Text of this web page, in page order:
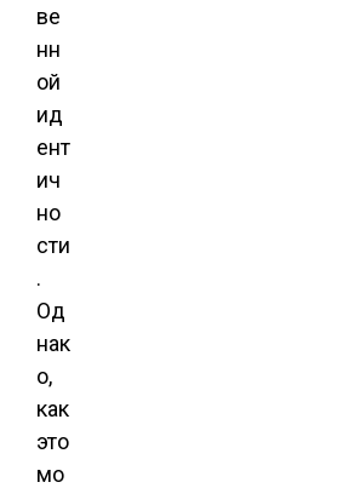
ве
нн
ой
ид
ент
ич
но
сти
.
Од
нак
о,
как
это
мо